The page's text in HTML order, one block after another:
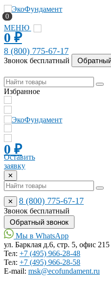
МЕНЮ
0
0 ₽
8 (800) 775-67-17
Звонок бесплатный
Избранное
0
0 ₽
Оставить
заявку
✕
✕ 8 (800) 775-67-17
Звонок бесплатный
Мы в WhatsApp
ул. Барклая д.6, стр. 5, офис 215
Тел: +7 (495) 966-28-48
Тел: +7 (495) 966-28-58
Е-mail: msk@ecofundament.ru